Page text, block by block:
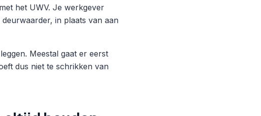
het UWV. Je werkgever
in plaats van aan
Meestal gaat er eerst
dus niet te schrikken van